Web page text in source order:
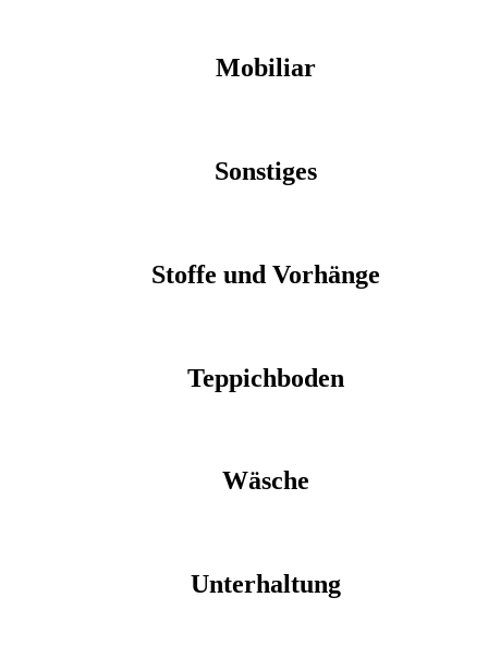
Mobiliar
Sonstiges
Stoffe und Vorhänge
Teppichboden
Wäsche
Unterhaltung